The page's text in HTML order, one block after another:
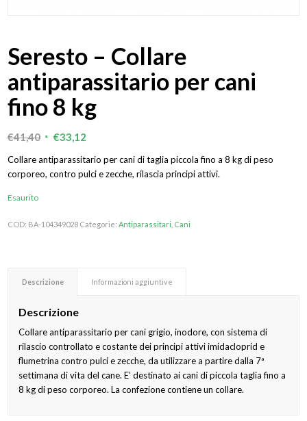
Seresto – Collare
antiparassitario per cani
fino 8 kg
€41,40 Il
originale
€33,12
attuale
Collare antiparassitario per cani di taglia piccola fino a 8 kg di peso
corporeo, contro pulci e zecche, rilascia principi attivi.
Esaurito
COD: BA-104349028 Categorie:Antiparassitari Cani
Descrizione Informazioni aggiuntive
Descrizione
Collare antiparassitario per cani grigio, inodore, con sistema di
rilascio controllato e costante dei principi attivi imidacloprid e
flumetrina contro pulci e zecche, da utilizzare a partire dalla 7ª
settimana di vita del cane. E’ destinato ai cani di piccola taglia fino a
8 kg di peso corporeo. La confezione contiene un collare.